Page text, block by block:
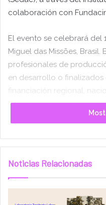
colaboración con
El evento se celebrará del
Miguel das Missões,
profesionales de
en desarrollo o
financiación regional,
incluirásesiones de pitch
ruedas de negocios,
Las sedes del MAEF rotan
miembros de la Red de
Noticias Relacionadas